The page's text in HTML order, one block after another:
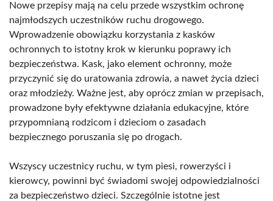
Nowe przepisy mają na celu przede wszystkim ochronę
najmłodszych uczestników ruchu drogowego.
Wprowadzenie obowiązku korzystania z kasków
ochronnych to istotny krok w kierunku poprawy ich
bezpieczeństwa. Kask, jako element ochronny, może
przyczynić się do uratowania zdrowia, a nawet życia dzieci
oraz młodzieży. Ważne jest, aby oprócz zmian w przepisach,
prowadzone były efektywne działania edukacyjne, które
przypomnianą rodzicom i dzieciom o zasadach
bezpiecznego poruszania się po drogach.
Wszyscy uczestnicy ruchu, w tym piesi, rowerzyści i
kierowcy, powinni być świadomi swojej odpowiedzialności
za bezpieczeństwo dzieci. Szczególnie istotne jest